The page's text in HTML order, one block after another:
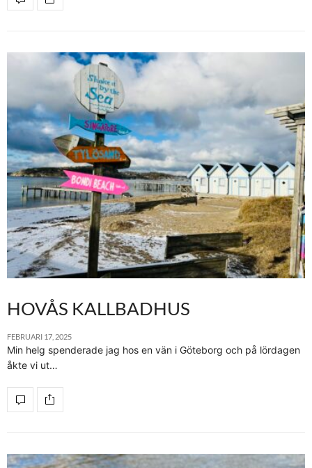
HOVÅS KALLBADHUS
FEBRUARI 17, 2025
Min helg spenderade jag hos en vän i Göteborg och på lördagen
åkte vi ut…